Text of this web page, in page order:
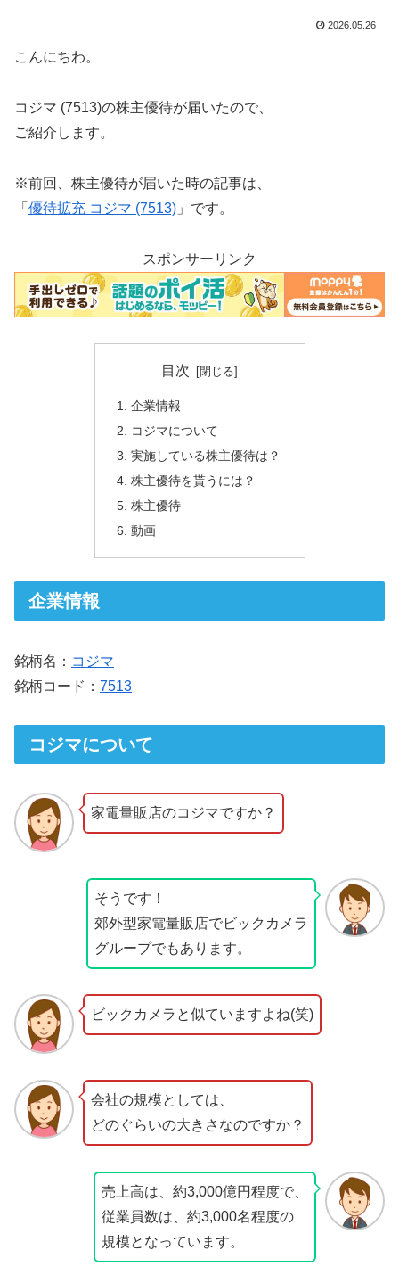
2026.05.26
こんにちわ。
コジマ (7513)の株主優待が届いたので、
ご紹介します。
※前回、株主優待が届いた時の記事は、
「 優待拡充 コジマ (7513) 」です。
スポンサーリンク
目次
企業情報
コジマについて
実施している株主優待は？
株主優待を貰うには？
株主優待
動画
企業情報
銘柄名： コジマ
銘柄コード： 7513
コジマについて
家電量販店のコジマですか？
そうです！
郊外型家電量販店でビックカメラ
グループでもあります。
ビックカメラと似ていますよね(笑)
会社の規模としては、
どのぐらいの大きさなのですか？
売上高は、約3,000億円程度で、
従業員数は、約3,000名程度の
規模となっています。